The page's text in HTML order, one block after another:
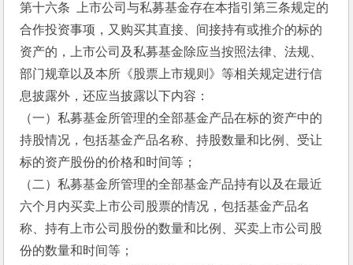
第十六条  上市公司与私募基金存在本指引第三条规定的
合作投资事项，又购买其直接、间接持有或推介的标的
资产的，上市公司及私募基金除应当按照法律、法规、
部门规章以及本所《股票上市规则》等相关规定进行信
息披露外，还应当披露以下内容：
（一）私募基金所管理的全部基金产品在标的资产中的
持股情况，包括基金产品名称、持股数量和比例、受让
标的资产股份的价格和时间等；
（二）私募基金所管理的全部基金产品持有以及在最近
六个月内买卖上市公司股票的情况，包括基金产品名
称、持有上市公司股份的数量和比例、买卖上市公司股
份的数量和时间等；